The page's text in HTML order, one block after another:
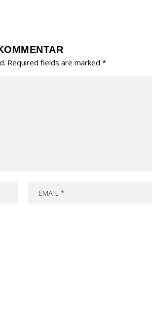
Required fields are marked *